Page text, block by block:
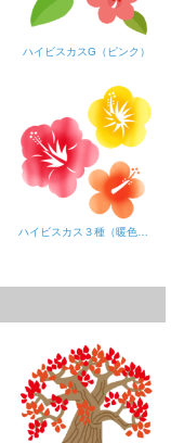
ハイビスカスG（ピンク）
ハイビスカス３種（暖色系）